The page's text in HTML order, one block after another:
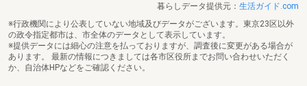
暮らしデータ提供元： 生活ガイド.com
※行政機関により公表していない地域及びデータがございます。東京23区以外
の政令指定都市は、市全体のデータとして表示しています。
※提供データには細心の注意を払っておりますが、調査後に変更がある場合が
あります。 最新の情報につきましては各市区役所までお問い合わせいただく
か、自治体HPなどをご確認ください。